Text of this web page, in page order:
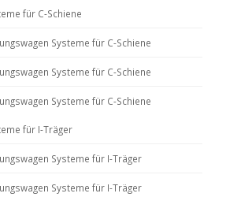
für C-Schiene
Systeme für C-Schiene
Systeme für C-Schiene
Systeme für C-Schiene
für I-Träger
Systeme für I-Träger
Systeme für I-Träger